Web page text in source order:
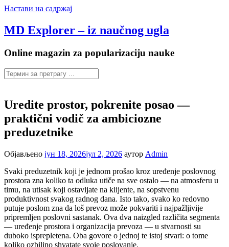
Настави на садржај
MD Explorer – iz naučnog ugla
Online magazin za popularizaciju nauke
Uredite prostor, pokrenite posao —
praktični vodič za ambiciozne
preduzetnike
Објављено јун 18, 2026јул 2, 2026 аутор Admin
Svaki preduzetnik koji je jednom prošao kroz uređenje poslovnog
prostora zna koliko ta odluka utiče na sve ostalo — na atmosferu u
timu, na utisak koji ostavljate na klijente, na sopstvenu
produktivnost svakog radnog dana. Isto tako, svako ko redovno
putuje poslom zna da loš prevoz može pokvariti i najpažljivije
pripremljen poslovni sastanak. Ova dva naizgled različita segmenta
— uređenje prostora i organizacija prevoza — u stvarnosti su
duboko isprepletena. Oba govore o jednoj te istoj stvari: o tome
koliko ozbiljno shvatate svoje poslovanje.